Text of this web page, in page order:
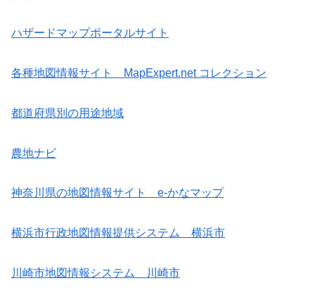
ハザードマップポータルサイト
各種地図情報サイト MapExpert.net コレクション
都道府県別の用途地域
農地ナビ
神奈川県の地図情報サイト e-かなマップ
横浜市行政地図情報提供システム 横浜市
川崎市地図情報システム 川崎市